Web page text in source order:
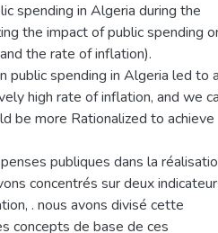
spending in Algeria during the
the impact of public spending
the rate of inflation).
spending in Algeria led to a
high rate of inflation, and we
be more Rationalized to achieve
publiques dans la
concentrés sur deux
. nous avons divisé cette
concepts de base de ces